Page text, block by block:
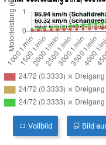
Vollbild Bild